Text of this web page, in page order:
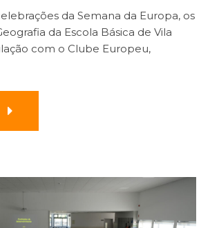
da Semana da Europa, os
da Escola Básica de Vila
com o Clube Europeu,